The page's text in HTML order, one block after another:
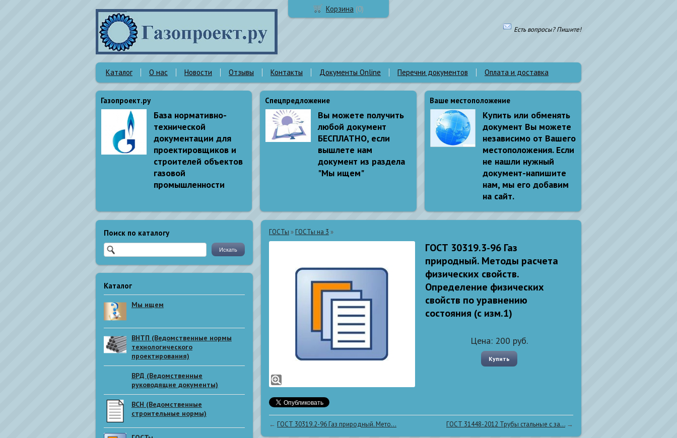
Есть вопросы? Пишите!
Каталог О нас Новости Отзывы Контакты Документы Online Перечни документов Оплата и доставка
Газопроект.ру
База нормативно-
технической
документации для
проектировщиков и
строителей объектов
газовой
промышленности
Спецпредложение
Вы можете получить
любой документ
БЕСПЛАТНО, если
вышлете нам
документ из раздела
"Мы ищем"
Ваше местоположение
Купить или обменять
документ Вы можете
независимо от Вашего
местоположения. Если
не нашли нужный
документ-напишите
нам, мы его добавим
на сайт.
Поиск по каталогу
Каталог
Мы ищем
ВНТП (Ведомственные нормы
технологического
проектирования)
ВРД (Ведомственные
руководящие документы)
ВСН (Ведомственные
строительные нормы)
ГОСТы » ГОСТы на 3 »
ГОСТ 30319.3-96 Газ
природный. Методы расчета
физических свойств.
Определение физических
свойств по уравнению
состояния (с изм.1)
Цена: 200 руб.
Купить
← ГОСТ 30319.2-96 Газ природный. Мето... ГОСТ 31448-2012 Трубы стальные с за... →
Корзина (0)